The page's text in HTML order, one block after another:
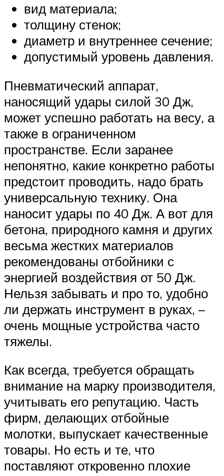
вид материала;
толщину стенок;
диаметр и внутреннее сечение;
допустимый уровень давления.
Пневматический аппарат,
наносящий удары силой 30 Дж,
может успешно работать на весу, а
также в ограниченном
пространстве. Если заранее
непонятно, какие конкретно работы
предстоит проводить, надо брать
универсальную технику. Она
наносит удары по 40 Дж. А вот для
бетона, природного камня и других
весьма жестких материалов
рекомендованы отбойники с
энергией воздействия от 50 Дж.
Нельзя забывать и про то, удобно
ли держать инструмент в руках, –
очень мощные устройства часто
тяжелы.
Как всегда, требуется обращать
внимание на марку производителя,
учитывать его репутацию. Часть
фирм, делающих отбойные
молотки, выпускает качественные
товары. Но есть и те, что
поставляют откровенно плохие